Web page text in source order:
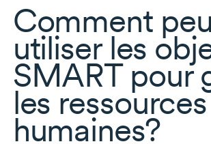
Comment
utiliser les
SMART pour
les ressources
humaines?